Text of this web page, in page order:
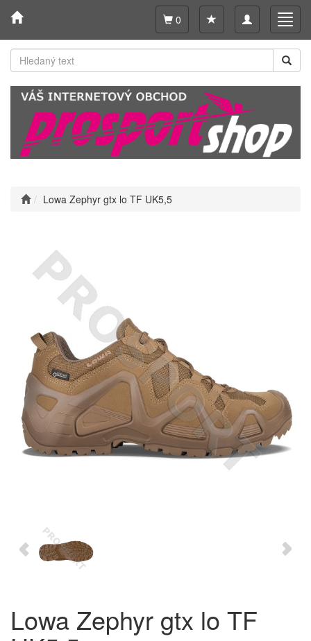
Toggle
navigation
0
Lowa Zephyr gtx lo TF UK5,5
Lowa Zephyr gtx lo TF